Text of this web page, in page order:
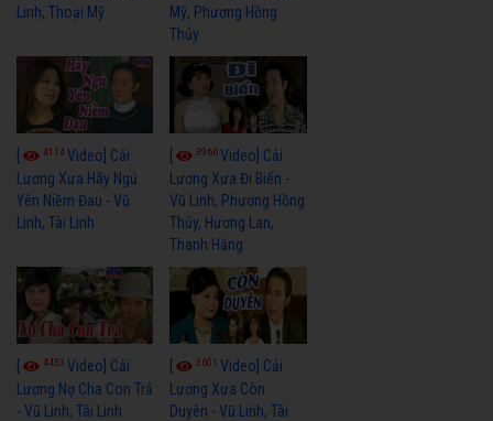
Linh, Thoại Mỹ
Mỹ, Phương Hồng
Thủy
4114Video] Cải
Lương Xưa Hãy Ngủ
Yên Niềm Đau - Vũ
Linh, Tài Linh
3966Video] Cải
Lương Xưa Đi Biển -
Vũ Linh, Phương Hồng
Thủy, Hương Lan,
Thanh Hằng
4433 Video] Cải
Lương Nợ Cha Con Trả
- Vũ Linh, Tài Linh
3601Video] Cải
Lương Xưa Còn
Duyên - Vũ Linh, Tài